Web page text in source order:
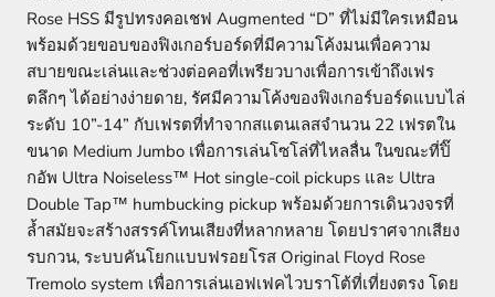
Rose HSS มีรูปทรงคอเชฟ Augmented “D” ที่ไม่มีใครเหมือน
พร้อมด้วยขอบของฟิงเกอร์บอร์ดที่มีความโค้งมนเพื่อความ
สบายขณะเล่นและช่วงต่อคอที่เพรียวบางเพื่อการเข้าถึงเฟร
ตลึกๆ ได้อย่างง่ายดาย, รัศมีความโค้งของฟิงเกอร์บอร์ดแบบไล่
ระดับ 10”-14” กับเฟรตที่ทำจากสแตนเลสจำนวน 22 เฟรตใน
ขนาด Medium Jumbo เพื่อการเล่นโซโล่ที่ไหลลื่น ในขณะที่ปิ๊
กอัพ Ultra Noiseless™ Hot single-coil pickups และ Ultra
Double Tap™ humbucking pickup พร้อมด้วยการเดินวงจรที่
ล้ำสมัยจะสร้างสรรค์โทนเสียงที่หลากหลาย โดยปราศจากเสียง
รบกวน, ระบบคันโยกแบบฟรอยโรส Original Floyd Rose
Tremolo system เพื่อการเล่นเอฟเฟคไวบราโต้ที่เที่ยงตรง โดย